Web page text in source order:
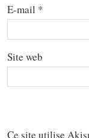
E-mail *
Site web
Ce site utilise